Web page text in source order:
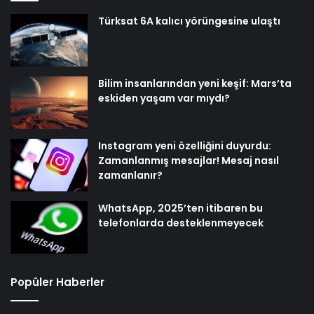
Türksat 6A kalıcı yörüngesine ulaştı
Bilim insanlarından yeni keşif: Mars’ta
eskiden yaşam var mıydı?
Instagram yeni özelliğini duyurdu:
Zamanlanmış mesajlar! Mesaj nasıl
zamanlanır?
WhatsApp, 2025’ten itibaren bu
telefonlarda desteklenmeyecek
Popüler Haberler